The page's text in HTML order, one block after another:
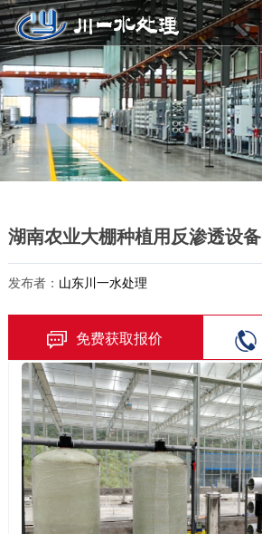
湖南农业大棚种植用反渗透设备
发布者： 山东川一水处理
免费获取报价